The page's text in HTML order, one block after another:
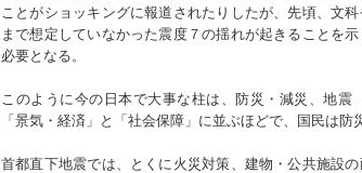
ことがショッキングに報道されたりしたが、先頃、文
まで想定していなかった震度７の揺れが起きることを
必要となる。
このように今の日本で大事な柱は、防災・減災、地震
「景気・経済」と「社会保障」に並ぶほどで、国民は防
首都直下地震では、とくに火災対策、建物・公共施設